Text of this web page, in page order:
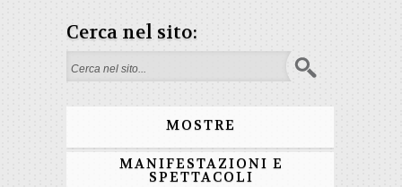
Cerca nel sito:
Form di ricerca
MOSTRE
MANIFESTAZIONI E
SPETTACOLI